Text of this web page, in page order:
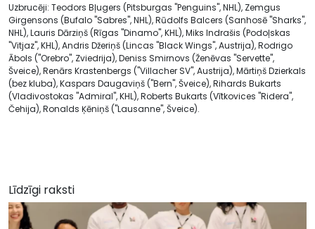
Uzbrucēji: Teodors Bļugers (Pitsburgas "Penguins", NHL), Zemgus
Girgensons (Bufalo "Sabres", NHL), Rūdolfs Balcers (Sanhosē "Sharks",
NHL), Lauris Dārziņš (Rīgas "Dinamo", KHL), Miks Indrašis (Podoļskas
"Vitjaz", KHL), Andris Džeriņš (Lincas "Black Wings", Austrija), Rodrigo
Ābols ("Orebro", Zviedrija), Deniss Smirnovs (Ženēvas "Servette",
Šveice), Renārs Krastenbergs ("Villacher SV", Austrija), Mārtiņš Dzierkals
(bez kluba), Kaspars Daugaviņš ("Bern", Šveice), Rihards Bukarts
(Vladivostokas "Admiral", KHL), Roberts Bukarts (Vītkovices "Ridera",
Čehija), Ronalds Ķēniņš ("Lausanne", Šveice).
Līdzīgi raksti